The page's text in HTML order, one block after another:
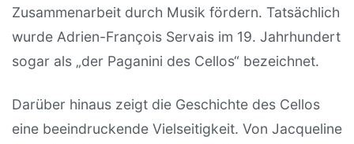
Zusammenarbeit durch Musik fördern. Tatsächlich
wurde Adrien-François Servais im 19. Jahrhundert
sogar als „der Paganini des Cellos“ bezeichnet.
Darüber hinaus zeigt die Geschichte des Cellos
eine beeindruckende Vielseitigkeit. Von Jacqueline